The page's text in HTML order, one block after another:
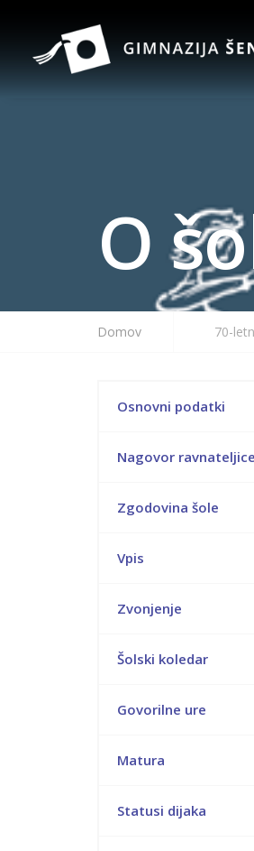
O
Domov 70-
Osnovni podatki
Nagovor ravnateljice
Zgodovina šole
Vpis
Zvonjenje
Šolski koledar
Govorilne ure
Matura
Statusi dijaka